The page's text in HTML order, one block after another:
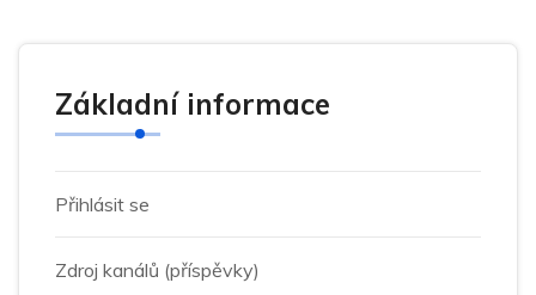
Základní informace
Přihlásit se
Zdroj kanálů (příspěvky)